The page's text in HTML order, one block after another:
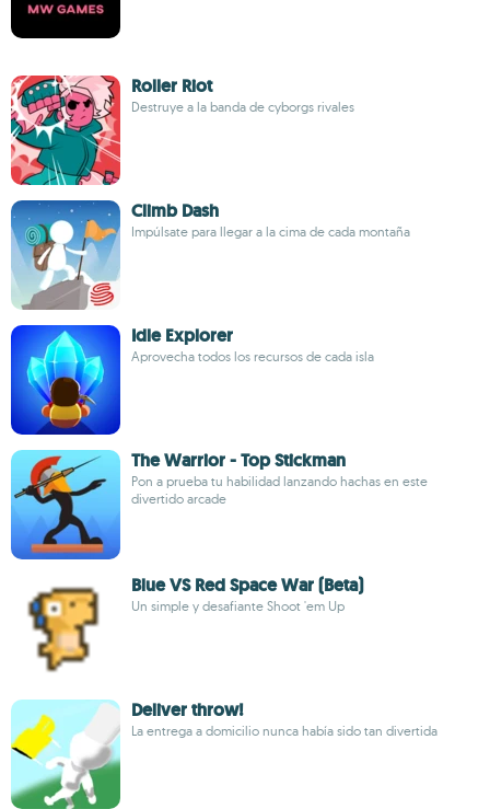
Roller Riot
Destruye a la banda de cyborgs rivales
Climb Dash
Impúlsate para llegar a la cima de cada montaña
Idle Explorer
Aprovecha todos los recursos de cada isla
The Warrior - Top Stickman
Pon a prueba tu habilidad lanzando hachas en este
divertido arcade
Blue VS Red Space War (Beta)
Un simple y desafiante Shoot 'em Up
Deliver throw!
La entrega a domicilio nunca había sido tan divertida